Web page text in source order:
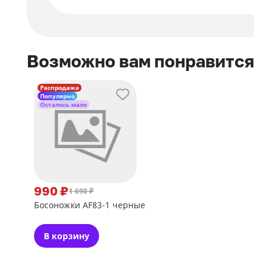
Возможно вам понравится
Распродажа
Популярно
Осталось мало
990 ₽1 690 ₽
Босоножки AF83-1 черные
В корзину